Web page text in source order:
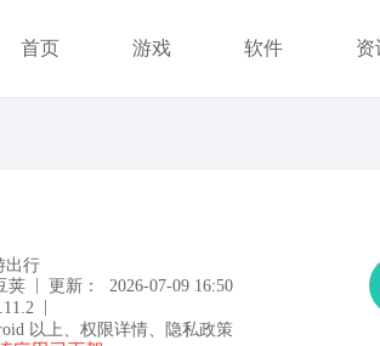
首页 游戏 软件 资
出行
荚 | 更新：
2026-07-09 16:50
|
以上 权限详情 隐私政策